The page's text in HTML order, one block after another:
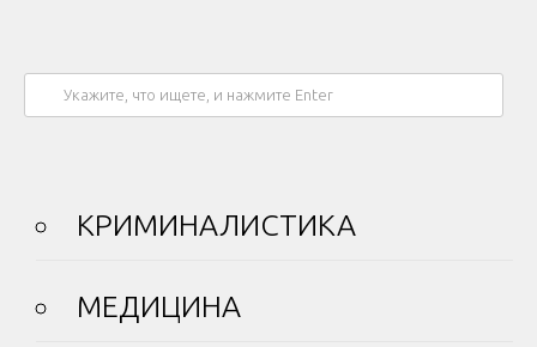
КРИМИНАЛИСТИКА
МЕДИЦИНА